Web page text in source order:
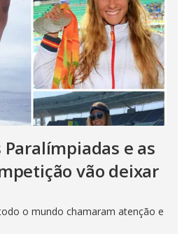
e as
vão deixar
o mundo chamaram atenção e